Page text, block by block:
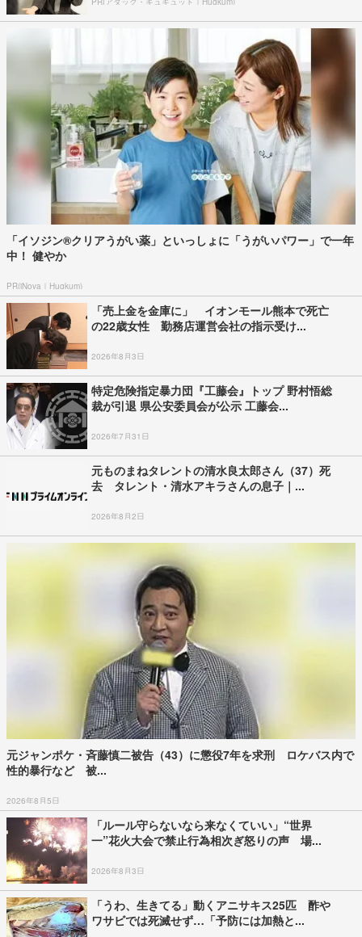
「イソジン®クリアうがい薬」といっしょに「うがいパワー」で一年
中！ 健やか
PR(iNova｜Hugkum)
「売上金を金庫に」 イオンモール熊本で死亡
の22歳女性 勤務店運営会社の指示受け...
2026年8月3日
特定危険指定暴力団『工藤会』トップ 野村悟総
裁が引退 県公安委員会が公示 工藤会...
2026年7月31日
元ものまねタレントの清水良太郎さん（37）死
去 タレント・清水アキラさんの息子｜...
2026年8月2日
元ジャンポケ・斉藤慎二被告（43）に懲役7年を求刑 ロケバス内で
性的暴行など 被...
2026年8月5日
「ルール守らないなら来なくていい」“世界
一”花火大会で禁止行為相次ぎ怒りの声 場...
2026年8月3日
「うわ、生きてる」動くアニサキス25匹 酢や
ワサビでは死滅せず…「予防には加熱と...